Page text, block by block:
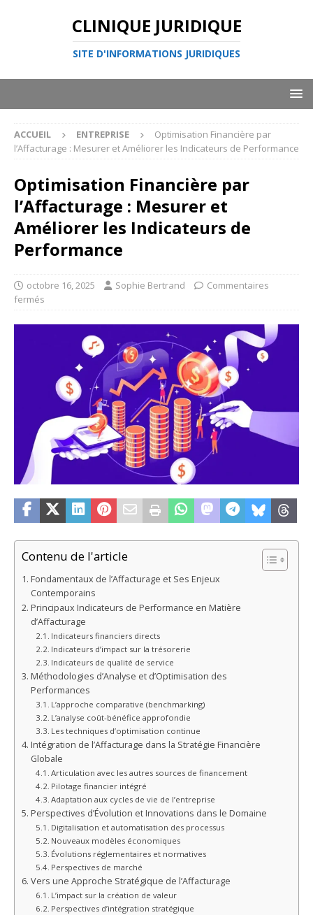
CLINIQUE JURIDIQUE
SITE D'INFORMATIONS JURIDIQUES
ACCUEIL ENTREPRISE
Optimisation Financière par
l’Affacturage : Mesurer et Améliorer les Indicateurs de Performance
Optimisation Financière par
l’Affacturage : Mesurer et
Améliorer les Indicateurs de
Performance
octobre 16, 2025 Sophie Bertrand
Commentaires
fermés
Contenu de l'article
Fondamentaux de l’Affacturage et Ses Enjeux
Contemporains
Principaux Indicateurs de Performance en Matière
d’Affacturage
Indicateurs financiers directs
Indicateurs d’impact sur la trésorerie
Indicateurs de qualité de service
Méthodologies d’Analyse et d’Optimisation des
Performances
L’approche comparative (benchmarking)
L’analyse coût-bénéfice approfondie
Les techniques d’optimisation continue
Intégration de l’Affacturage dans la Stratégie Financière
Globale
Articulation avec les autres sources de financement
Pilotage financier intégré
Adaptation aux cycles de vie de l’entreprise
Perspectives d’Évolution et Innovations dans le Domaine
Digitalisation et automatisation des processus
Nouveaux modèles économiques
Évolutions réglementaires et normatives
Perspectives de marché
Vers une Approche Stratégique de l’Affacturage
L’impact sur la création de valeur
Perspectives d’intégration stratégique